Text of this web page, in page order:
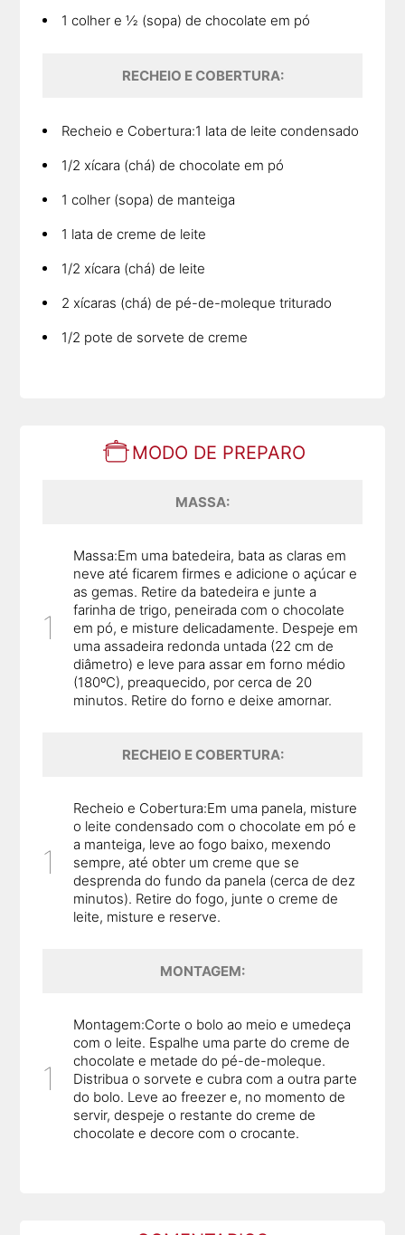
1 colher e ½ (sopa) de chocolate em pó
RECHEIO E COBERTURA:
Recheio e Cobertura:1 lata de leite condensado
1/2 xícara (chá) de chocolate em pó
1 colher (sopa) de manteiga
1 lata de creme de leite
1/2 xícara (chá) de leite
2 xícaras (chá) de pé-de-moleque triturado
1/2 pote de sorvete de creme
MODO DE PREPARO
MASSA:
Massa:Em uma batedeira, bata as claras em
neve até ficarem firmes e adicione o açúcar e
as gemas. Retire da batedeira e junte a
farinha de trigo, peneirada com o chocolate
em pó, e misture delicadamente. Despeje em
uma assadeira redonda untada (22 cm de
diâmetro) e leve para assar em forno médio
(180ºC), preaquecido, por cerca de 20
minutos. Retire do forno e deixe amornar.
RECHEIO E COBERTURA:
Recheio e Cobertura:Em uma panela, misture
o leite condensado com o chocolate em pó e
a manteiga, leve ao fogo baixo, mexendo
sempre, até obter um creme que se
desprenda do fundo da panela (cerca de dez
minutos). Retire do fogo, junte o creme de
leite, misture e reserve.
MONTAGEM:
Montagem:Corte o bolo ao meio e umedeça
com o leite. Espalhe uma parte do creme de
chocolate e metade do pé-de-moleque.
Distribua o sorvete e cubra com a outra parte
do bolo. Leve ao freezer e, no momento de
servir, despeje o restante do creme de
chocolate e decore com o crocante.